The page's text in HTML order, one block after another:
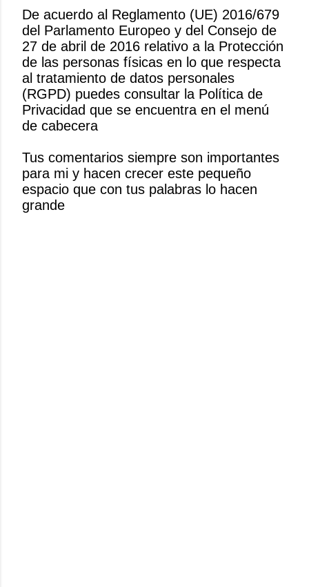
P
u
b
l
i
c
a
u
n
c
o
De acuerdo al Reglamento (UE) 2016/679
del Parlamento Europeo y del Consejo de
27 de abril de 2016 relativo a la Protección
de las personas físicas en lo que respecta
al tratamiento de datos personales
(RGPD) puedes consultar la Política de
Privacidad que se encuentra en el menú
de cabecera
Tus comentarios siempre son importantes
para mi y hacen crecer este pequeño
espacio que con tus palabras lo hacen
grande